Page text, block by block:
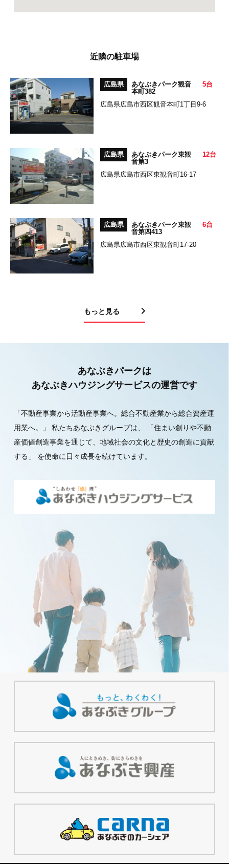
近隣の駐車場
広島県
あなぶきパーク観音
本町382
5台
広島県広島市西区観音本町1丁目9-6
広島県
あなぶきパーク東観
音第3
12台
広島県広島市西区東観音町16-17
広島県
あなぶきパーク東観
音第四413
6台
広島県広島市西区東観音町17-20
もっと見る
あなぶきパークは
あなぶきハウジングサービスの運営です
「不動産事業から活動産事業へ。総合不動産業から総合資産運
用業へ。」
私たちあなぶきグループは、
「住まい創りや不動
産価値創造事業を通じて、地域社会の文化と歴史の創造に貢献
する」
を使命に日々成長を続けています。